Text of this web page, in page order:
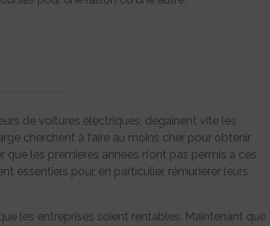
de voitures électriques, dégainent vite les
cherchent à faire au moins cher pour obtenir
les premières années n’ont pas permis à ces
essentiels pour, en particulier, rémunérer leurs
les entreprises soient rentables. Maintenant que